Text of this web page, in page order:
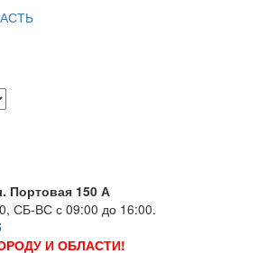
Портовая 150 А
СБ-ВС с 09:00 до 16:00.
И ОБЛАСТИ!